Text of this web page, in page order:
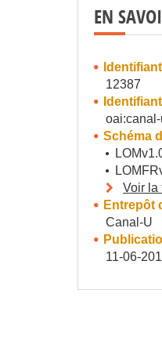
EN
12387
Schéma
Voir la
Entrepôt
Canal-U
11-06-